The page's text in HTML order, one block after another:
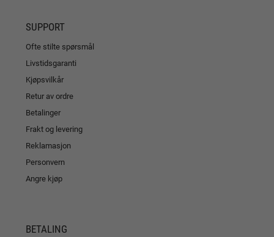
SUPPORT
Ofte stilte spørsmål
Livstidsgaranti
Kjøpsvilkår
Retur av ordre
Betalinger
Frakt og levering
Reklamasjon
Personvern
Angre kjøp
BETALING